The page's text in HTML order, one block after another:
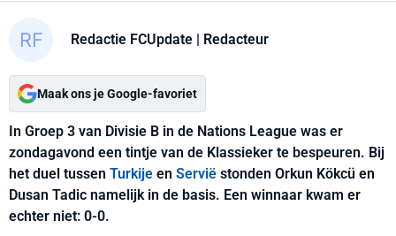
Redactie FCUpdate | Redacteur
Maak ons je Google-favoriet
In Groep 3 van Divisie B in de Nations League was er
zondagavond een tintje van de Klassieker te bespeuren. Bij
het duel tussen Turkije en Servië stonden Orkun Kökcü en
Dusan Tadic namelijk in de basis. Een winnaar kwam er
echter niet: 0-0.